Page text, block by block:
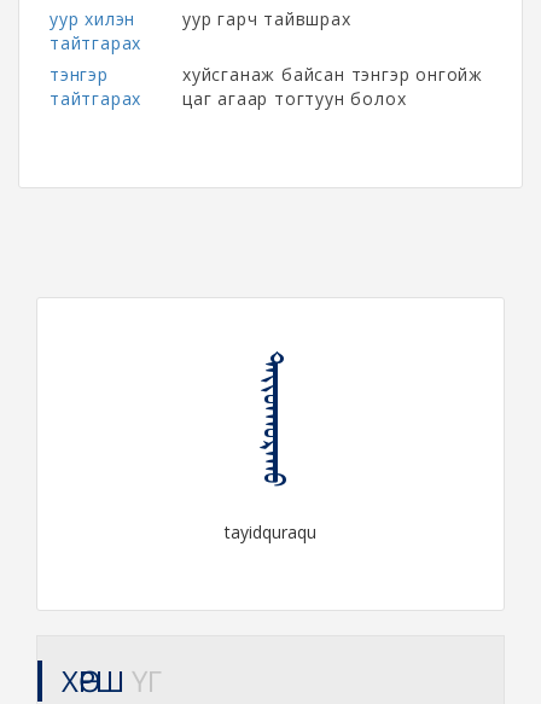
уур хилэн
тайтгарах
уур гарч тайвшрах
тэнгэр
тайтгарах
хуйсганаж байсан тэнгэр онгойж
цаг агаар тогтуун болох
ᠲᠠᠶᠢᠳᠬᠤᠷᠠᠬᠤ
tayidquraqu
ХӨРШ ҮГ